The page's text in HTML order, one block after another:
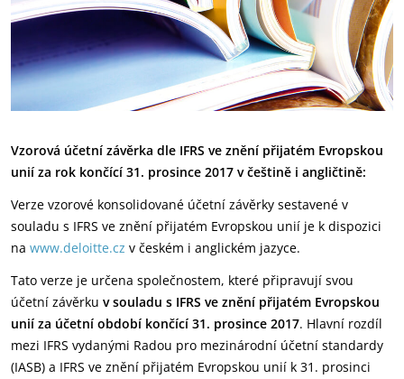
Vzorová účetní závěrka dle IFRS ve znění přijatém Evropskou
unií za rok končící 31. prosince 2017 v češtině i angličtině:
Verze vzorové konsolidované účetní závěrky sestavené v
souladu s IFRS ve znění přijatém Evropskou unií je k dispozici
na www.deloitte.cz v českém i anglickém jazyce.
Tato verze je určena společnostem, které připravují svou
účetní závěrku v souladu s IFRS ve znění přijatém Evropskou
unií za účetní období končící 31. prosince 2017. Hlavní rozdíl
mezi IFRS vydanými Radou pro mezinárodní účetní standardy
(IASB) a IFRS ve znění přijatém Evropskou unií k 31. prosinci